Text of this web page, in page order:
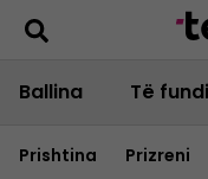
Ballina Të
Prishtina Prizreni